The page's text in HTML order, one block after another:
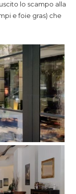
lo scampo alla
e foie gras) che